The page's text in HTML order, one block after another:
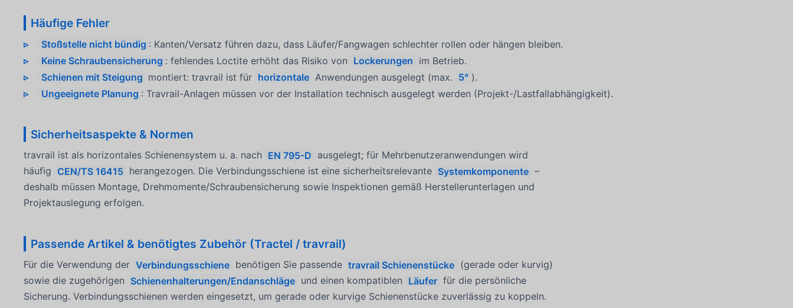
Häufige Fehler
Stoßstelle nicht bündig : Kanten/Versatz führen dazu, dass Läufer/Fangwagen schlechter rollen oder hängen bleiben.
Keine Schraubensicherung : fehlendes Loctite erhöht das Risiko von Lockerungen im Betrieb.
Schienen mit Steigung montiert: travrail ist für horizontale Anwendungen ausgelegt (max. 5° ).
Ungeeignete Planung : Travrail-Anlagen müssen vor der Installation technisch ausgelegt werden (Projekt-/Lastfallabhängigkeit).
Sicherheitsaspekte & Normen
travrail ist als horizontales Schienensystem u. a. nach EN 795-D ausgelegt; für Mehrbenutzeranwendungen wird
häufig CEN/TS 16415 herangezogen. Die Verbindungsschiene ist eine sicherheitsrelevante Systemkomponente –
deshalb müssen Montage, Drehmomente/Schraubensicherung sowie Inspektionen gemäß Herstellerunterlagen und
Projektauslegung erfolgen.
Passende Artikel & benötigtes Zubehör (Tractel / travrail)
Für die Verwendung der Verbindungsschiene benötigen Sie passende travrail Schienenstücke (gerade oder kurvig)
sowie die zugehörigen Schienenhalterungen/Endanschläge und einen kompatiblen Läufer für die persönliche
Sicherung. Verbindungsschienen werden eingesetzt, um gerade oder kurvige Schienenstücke zuverlässig zu koppeln.